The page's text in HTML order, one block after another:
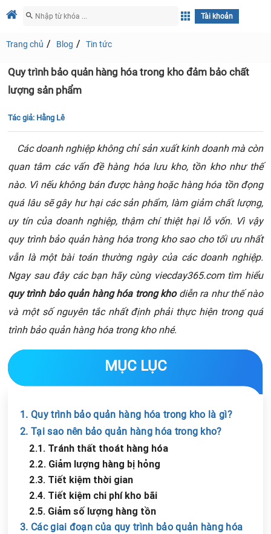
Tài khoản
Trang chủ Blog Tin tức
Quy trình bảo quản hàng hóa trong kho đảm bảo chất
lượng sản phẩm
Tác giả: Hằng Lê
Các doanh nghiệp không chỉ sản xuất kinh doanh mà còn
quan tâm các vấn đề hàng hóa lưu kho, tồn kho như thế
nào. Vì nếu không bán được hàng hoặc hàng hóa tồn đọng
quá lâu sẽ gây hư hại các sản phẩm, làm giảm chất lượng,
uy tín của doanh nghiệp, thậm chí thiệt hại lỗ vốn. Vì vậy
quy trình bảo quản hàng hóa trong kho sao cho tối ưu nhất
vẫn là một bài toán thường ngày của các doanh nghiệp.
Ngay sau đây các bạn hãy cùng viecday365.com tìm hiểu
quy trình bảo quản hàng hóa trong khodiễn ra như thế nào
và một số nguyên tắc nhất định phải thực hiện trong quá
trình bảo quản hàng hóa trong kho nhé.
MỤC LỤC
1. Quy trình bảo quản hàng hóa trong kho là gì?
2. Tại sao nên bảo quản hàng hóa trong kho?
2.1. Tránh thất thoát hàng hóa
2.2. Giảm lượng hàng bị hỏng
2.3. Tiết kiệm thời gian
2.4. Tiết kiệm chi phí kho bãi
2.5. Giảm số lượng hàng tồn
3. Các giai đoạn của quy trình bảo quản hàng hóa